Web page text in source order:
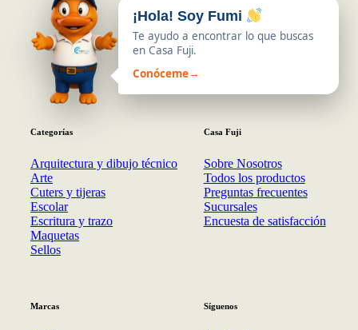
¡Hola! Soy Fumi
Te ayudo a encontrar lo que buscas
en Casa Fuji.
Conóceme→
Categorías
Arquitectura y dibujo técnico
Arte
Cuters y tijeras
Escolar
Escritura y trazo
Maquetas
Sellos
Casa Fuji
Sobre Nosotros
Todos los productos
Preguntas frecuentes
Sucursales
Encuesta de satisfacción
Marcas Síguenos